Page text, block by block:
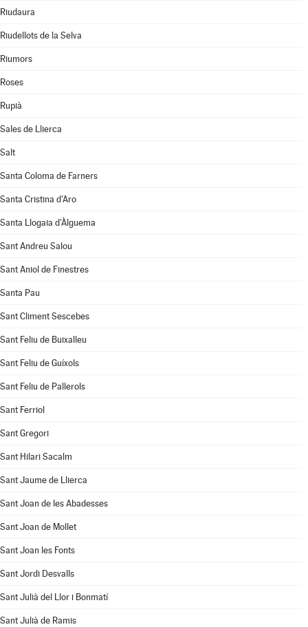
Riudaura
Riudellots de la Selva
Riumors
Roses
Rupià
Sales de Llierca
Salt
Santa Coloma de Farners
Santa Cristina d'Aro
Santa Llogaia d'Àlguema
Sant Andreu Salou
Sant Aniol de Finestres
Santa Pau
Sant Climent Sescebes
Sant Feliu de Buixalleu
Sant Feliu de Guíxols
Sant Feliu de Pallerols
Sant Ferriol
Sant Gregori
Sant Hilari Sacalm
Sant Jaume de Llierca
Sant Joan de les Abadesses
Sant Joan de Mollet
Sant Joan les Fonts
Sant Jordi Desvalls
Sant Julià del Llor i Bonmatí
Sant Julià de Ramis